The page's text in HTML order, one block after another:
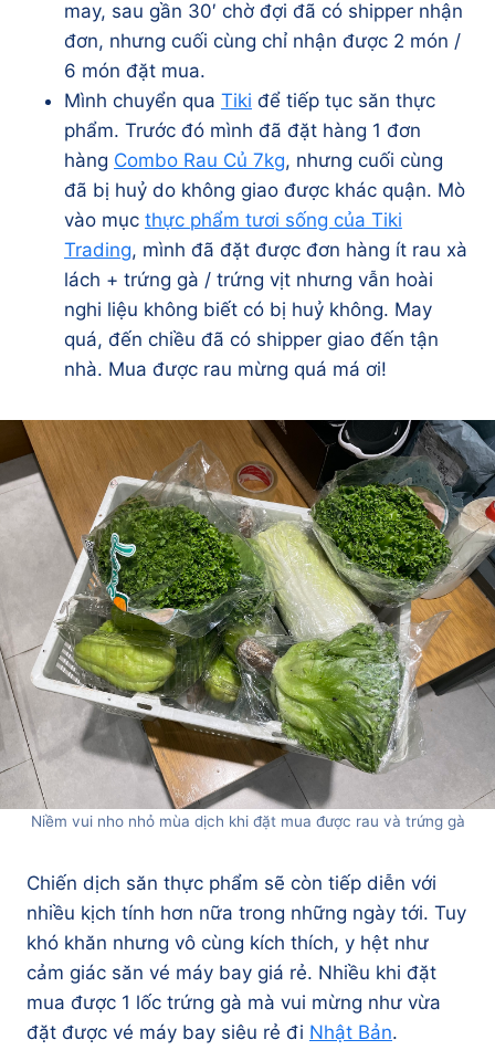
may, sau gần 30′ chờ đợi đã có shipper nhận
đơn, nhưng cuối cùng chỉ nhận được 2 món /
6 món đặt mua.
Mình chuyển qua Tiki để tiếp tục săn thực
phẩm. Trước đó mình đã đặt hàng 1 đơn
hàng Combo Rau Củ 7kg, nhưng cuối cùng
đã bị huỷ do không giao được khác quận. Mò
vào mục thực phẩm tươi sống của Tiki
Trading, mình đã đặt được đơn hàng ít rau xà
lách + trứng gà / trứng vịt nhưng vẫn hoài
nghi liệu không biết có bị huỷ không. May
quá, đến chiều đã có shipper giao đến tận
nhà. Mua được rau mừng quá má ơi!
Niềm vui nho nhỏ mùa dịch khi đặt mua được rau và trứng gà
Chiến dịch săn thực phẩm sẽ còn tiếp diễn với
nhiều kịch tính hơn nữa trong những ngày tới. Tuy
khó khăn nhưng vô cùng kích thích, y hệt như
cảm giác săn vé máy bay giá rẻ. Nhiều khi đặt
mua được 1 lốc trứng gà mà vui mừng như vừa
đặt được vé máy bay siêu rẻ đi Nhật Bản.